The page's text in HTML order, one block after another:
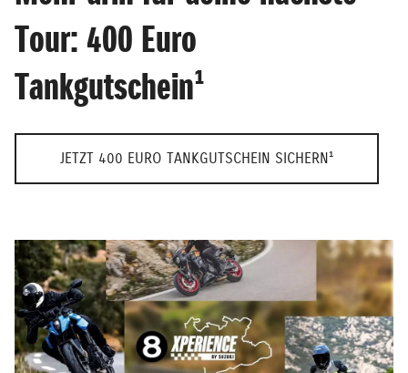
Tour: 400 Euro
Tankgutschein¹
JETZT 400 EURO TANKGUTSCHEIN SICHERN¹